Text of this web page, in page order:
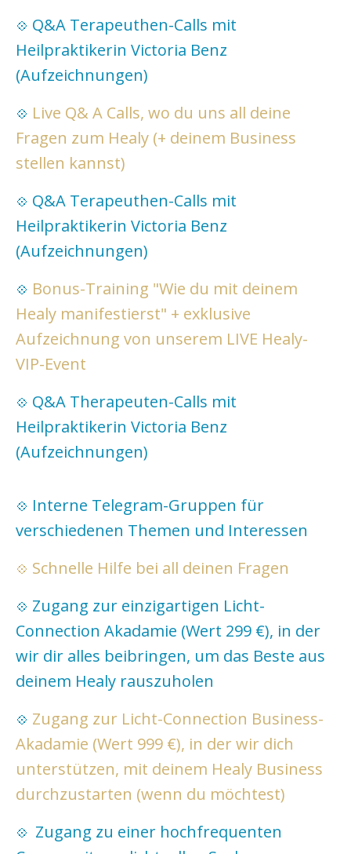
💠 Q&A Terapeuthen-Calls mit
Heilpraktikerin Victoria Benz
(Aufzeichnungen)
💠 Live Q& A Calls, wo du uns all deine
Fragen zum Healy (+ deinem Business
stellen kannst)
💠 Q&A Terapeuthen-Calls mit
Heilpraktikerin Victoria Benz
(Aufzeichnungen)
💠 Bonus-Training "Wie du mit deinem
Healy manifestierst" + exklusive
Aufzeichnung von unserem LIVE Healy-
VIP-Event
💠 Q&A Therapeuten-Calls mit
Heilpraktikerin Victoria Benz
(Aufzeichnungen)
💠 Interne Telegram-Gruppen für
verschiedenen Themen und Interessen
💠 Schnelle Hilfe bei all deinen Fragen
💠 Zugang zur einzigartigen Licht-
Connection Akadamie (Wert 299 €), in der
wir dir alles beibringen, um das Beste aus
deinem Healy rauszuholen
💠 Zugang zur Licht-Connection Business-
Akadamie (Wert 999 €), in der wir dich
unterstützen, mit deinem Healy Business
durchzustarten (wenn du möchtest)
💠 Zugang zu einer hochfrequenten